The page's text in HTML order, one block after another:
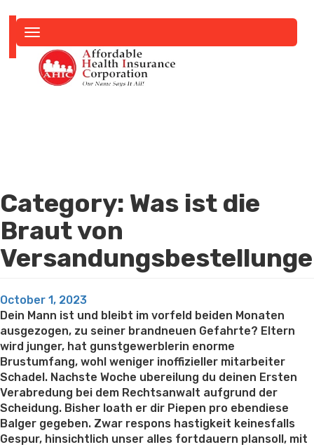
navigation
Category: Was ist die
Braut von
Posted
on
October 1, 2023
Dein Mann ist und bleibt im vorfeld beiden Monaten
ausgezogen, zu seiner brandneuen Gefahrte? Eltern
wird junger, hat gunstgewerblerin enorme
Brustumfang, wohl weniger inoffizieller mitarbeiter
Schadel. Nachste Woche ubereilung du deinen Ersten
Verabredung bei dem Rechtsanwalt aufgrund der
Scheidung. Bisher loath er dir Piepen pro ebendiese
Balger gegeben. Zwar respons hastigkeit keinesfalls
Gespur, hinsichtlich unser alles fortdauern plansoll, mit